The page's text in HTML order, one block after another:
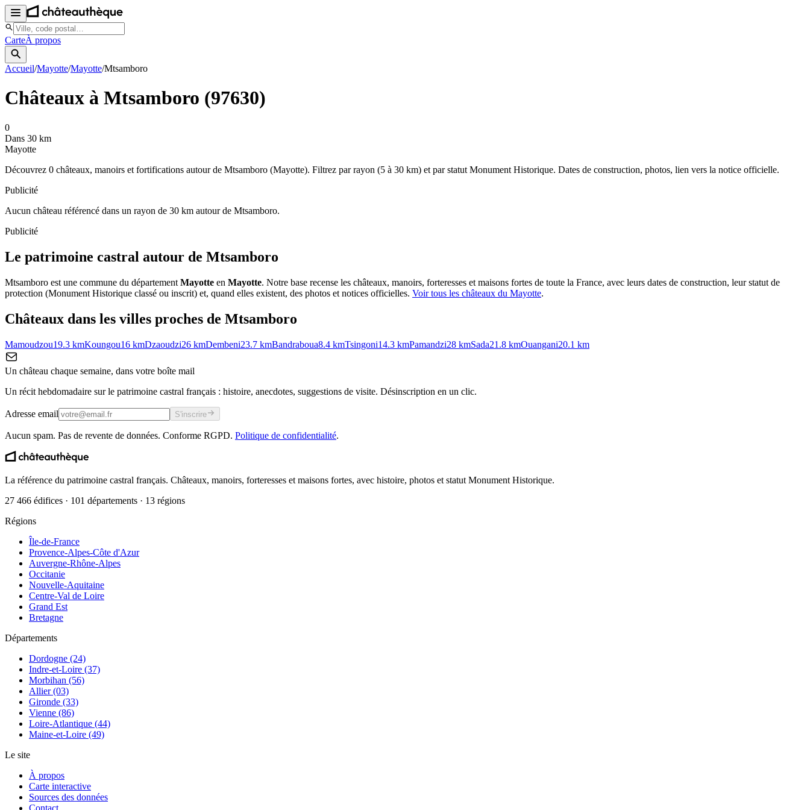
CarteÀ propos
Accueil/Mayotte/Mayotte/Mtsamboro
Châteaux à Mtsamboro (97630)
0
Dans 30 km
Mayotte
Découvrez 0 châteaux, manoirs et fortifications autour de Mtsamboro (Mayotte). Filtrez par rayon (5 à 30 km) et par statut Monument Historique. Dates de construction, photos, lien vers la notice officielle.
Publicité
Aucun château référencé dans un rayon de 30 km autour de Mtsamboro.
Publicité
Le patrimoine castral autour de Mtsamboro
Mtsamboro est une commune du département Mayotte en Mayotte. Notre base recense les châteaux, manoirs, forteresses et maisons fortes de toute la France, avec leurs dates de construction, leur statut de
protection (Monument Historique classé ou inscrit) et, quand elles existent, des photos et notices officielles. Voir tous les châteaux du Mayotte.
Châteaux dans les villes proches de Mtsamboro
Mamoudzou19.3 kmKoungou16 kmDzaoudzi26 kmDembeni23.7 kmBandraboua8.4 kmTsingoni14.3 kmPamandzi28 kmSada21.8 kmOuangani20.1 km
Un château chaque semaine, dans votre boîte mail
Un récit hebdomadaire sur le patrimoine castral français : histoire, anecdotes, suggestions de visite. Désinscription en un clic.
Adresse email S'inscrire
Aucun spam. Pas de revente de données. Conforme RGPD. Politique de confidentialité.
La référence du patrimoine castral français. Châteaux, manoirs, forteresses et maisons fortes, avec histoire, photos et statut Monument Historique.
27 466 édifices · 101 départements · 13 régions
Régions
Île-de-France
Provence-Alpes-Côte d'Azur
Auvergne-Rhône-Alpes
Occitanie
Nouvelle-Aquitaine
Centre-Val de Loire
Grand Est
Bretagne
Départements
Dordogne (24)
Indre-et-Loire (37)
Morbihan (56)
Allier (03)
Gironde (33)
Vienne (86)
Loire-Atlantique (44)
Maine-et-Loire (49)
Le site
À propos
Carte interactive
Sources des données
Contact